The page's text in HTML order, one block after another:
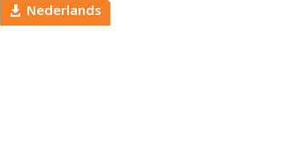
Nederlands